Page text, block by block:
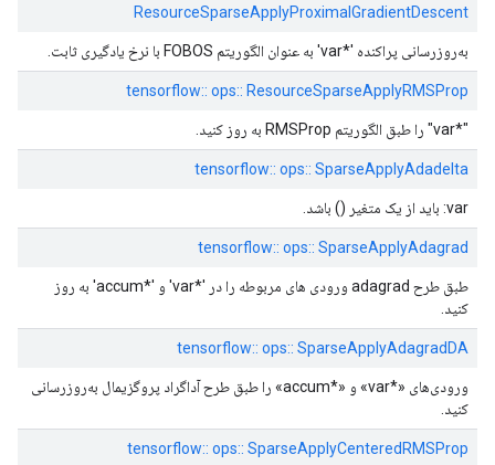
ResourceSparseApplyProximalGradientDescent
به‌روزرسانی پراکنده '*var' به عنوان الگوریتم FOBOS با نرخ یادگیری ثابت.
tensorflow:: ops:: ResourceSparseApplyRMSProp
"*var" را طبق الگوریتم RMSProp به روز کنید.
tensorflow:: ops:: SparseApplyAdadelta
var: باید از یک متغیر () باشد.
tensorflow:: ops:: SparseApplyAdagrad
طبق طرح adagrad ورودی های مربوطه را در '*var' و '*accum' به روز
کنید.
tensorflow:: ops:: SparseApplyAdagradDA
ورودی‌های «*var» و «*accum» را طبق طرح آداگراد پروگزیمال به‌روزرسانی
کنید.
tensorflow:: ops:: SparseApplyCenteredRMSProp